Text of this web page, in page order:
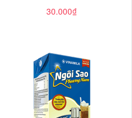
30.000₫